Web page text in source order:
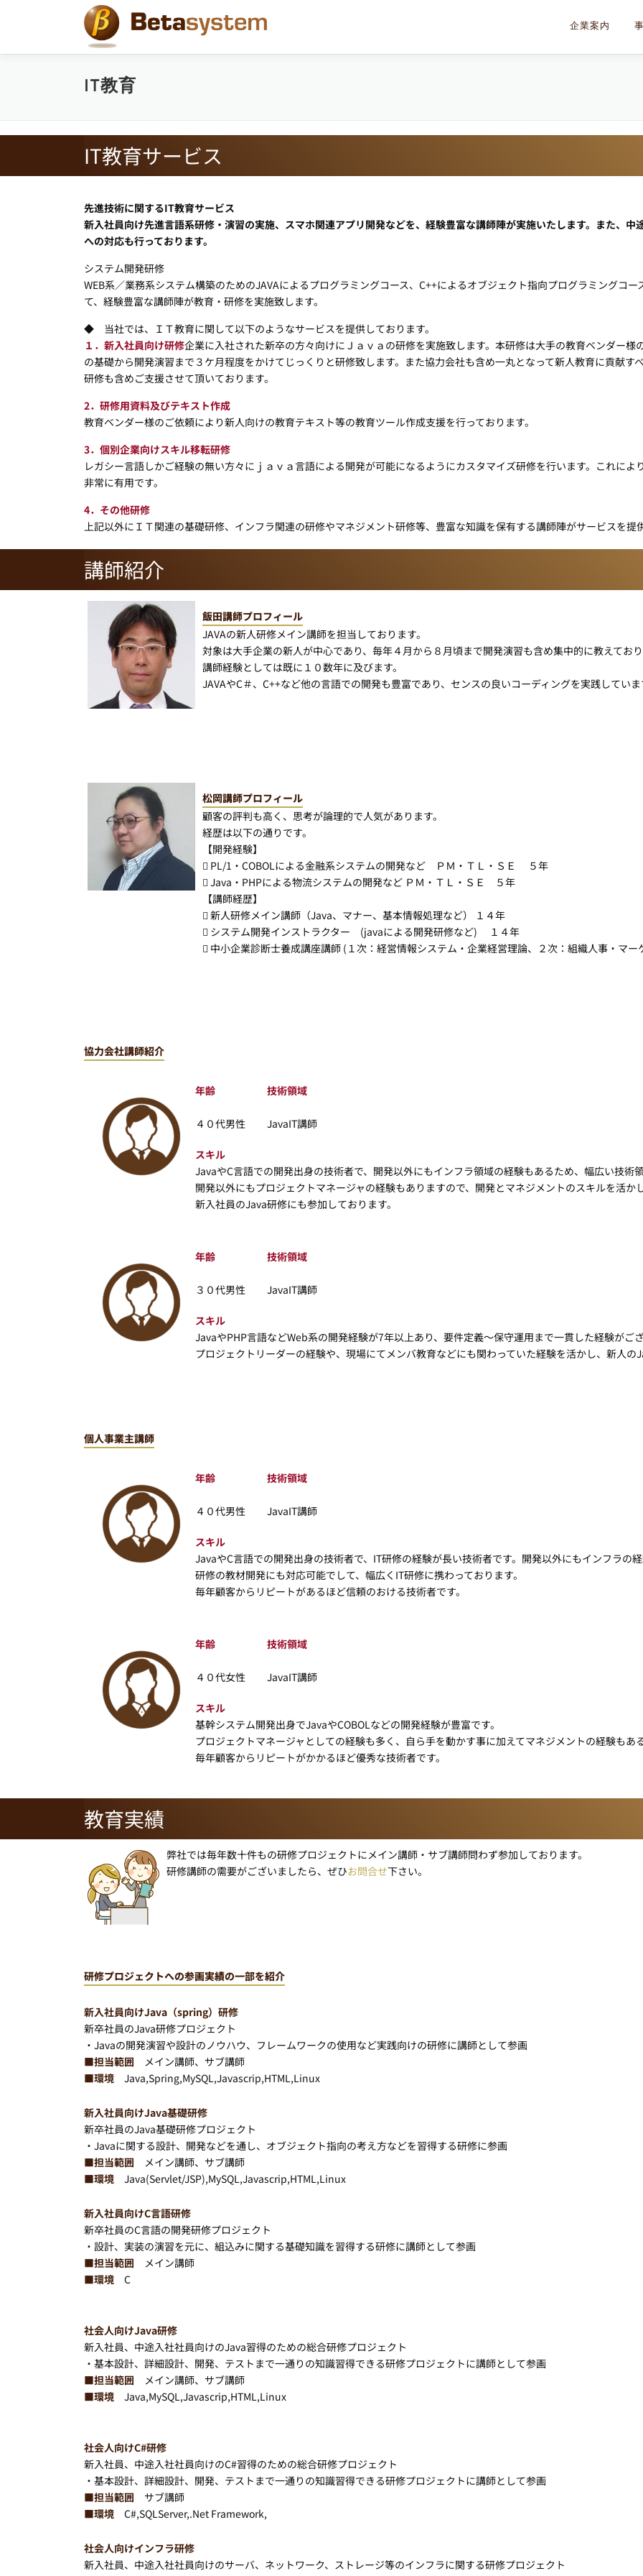
ン
企業案内
IT教育
IT教育サービス
先進技術に関するIT教育サービス
新入社員向け先進言語系研修・演習の実施、スマホ関連アプリ開発などを、経験豊富な講師陣が実施いたします。また、
への対応も行っております。
システム開発研修
WEB系／業務系システム構築のためのJAVAによるプログラミングコース、C++によるオブジェクト指向プログラミングコ
て、経験豊富な講師陣が教育・研修を実施致します。
◆ 当社では、ＩＴ教育に関して以下のようなサービスを提供しております。
１．新入社員向け研修企業に入社された新卒の方々向けにＪａｖａの研修を実施致します。本研修は大手の教育ベンダー様
の基礎から開発演習まで３ケ月程度をかけてじっくりと研修致します。また協力会社も含め一丸となって新人教育に貢献す
研修も含めご支援させて頂いております。
2．研修用資料及びテキスト作成
教育ベンダー様のご依頼により新人向けの教育テキスト等の教育ツール作成支援を行っております。
3．個別企業向けスキル移転研修
レガシー言語しかご経験の無い方々にｊａｖａ言語による開発が可能になるようにカスタマイズ研修を行います。これによ
非常に有用です。
4．その他研修
上記以外にＩＴ関連の基礎研修、インフラ関連の研修やマネジメント研修等、豊富な知識を保有する講師陣がサービスを提
講師紹介
飯田講師プロフィール
JAVAの新人研修メイン講師を担当しております。
対象は大手企業の新人が中心であり、毎年４月から８月頃まで開発演習も含め集中的に教えており
講師経験としては既に１０数年に及びます。
JAVAやC＃、C++など他の言語での開発も豊富であり、センスの良いコーディングを実践していま
松岡講師プロフィール
顧客の評判も高く、思考が論理的で人気があります。
経歴は以下の通りです。
【開発経験】
 PL/1・COBOLによる金融系システムの開発など ＰＭ・ＴＬ・ＳＥ ５年
 Java・PHPによる物流システムの開発など ＰＭ・ＴＬ・ＳＥ ５年
【講師経歴】
 新人研修メイン講師（Java、マナー、基本情報処理など） １４年
 システム開発インストラクター (javaによる開発研修など) １４年
 中小企業診断士養成講座講師 (１次：経営情報システム・企業経営理論、２次：組織人事・マー
協力会社講師紹介
年齢
４０代男性
技術領域
JavaIT講師
スキル
JavaやC言語での開発出身の技術者で、開発以外にもインフラ領域の経験もあるため、幅広い技術
開発以外にもプロジェクトマネージャの経験もありますので、開発とマネジメントのスキルを活かし
新入社員のJava研修にも参加しております。
年齢
３０代男性
技術領域
JavaIT講師
スキル
JavaやPHP言語などWeb系の開発経験が7年以上あり、要件定義～保守運用まで一貫した経験がご
プロジェクトリーダーの経験や、現場にてメンバ教育などにも関わっていた経験を活かし、新人の
個人事業主講師
年齢
４０代男性
技術領域
JavaIT講師
スキル
JavaやC言語での開発出身の技術者で、IT研修の経験が長い技術者です。開発以外にもインフラの
研修の教材開発にも対応可能でして、幅広くIT研修に携わっております。
毎年顧客からリピートがあるほど信頼のおける技術者です。
年齢
４０代女性
技術領域
JavaIT講師
スキル
基幹システム開発出身でJavaやCOBOLなどの開発経験が豊富です。
プロジェクトマネージャとしての経験も多く、自ら手を動かす事に加えてマネジメントの経験もあ
毎年顧客からリピートがかかるほど優秀な技術者です。
教育実績
弊社では毎年数十件もの研修プロジェクトにメイン講師・サブ講師問わず参加しております。
研修講師の需要がございましたら、ぜひお問合せ下さい。
研修プロジェクトへの参画実績の一部を紹介
新入社員向けJava（spring）研修
新卒社員のJava研修プロジェクト
・Javaの開発演習や設計のノウハウ、フレームワークの使用など実践向けの研修に講師として参画
■担当範囲 メイン講師、サブ講師
■環境 Java,Spring,MySQL,Javascrip,HTML,Linux
新入社員向けJava基礎研修
新卒社員のJava基礎研修プロジェクト
・Javaに関する設計、開発などを通し、オブジェクト指向の考え方などを習得する研修に参画
■担当範囲 メイン講師、サブ講師
■環境 Java(Servlet/JSP),MySQL,Javascrip,HTML,Linux
新入社員向けC言語研修
新卒社員のC言語の開発研修プロジェクト
・設計、実装の演習を元に、組込みに関する基礎知識を習得する研修に講師として参画
■担当範囲 メイン講師
■環境 C
社会人向けJava研修
新入社員、中途入社社員向けのJava習得のための総合研修プロジェクト
・基本設計、詳細設計、開発、テストまで一通りの知識習得できる研修プロジェクトに講師として参画
■担当範囲 メイン講師、サブ講師
■環境 Java,MySQL,Javascrip,HTML,Linux
社会人向けC#研修
新入社員、中途入社社員向けのC#習得のための総合研修プロジェクト
・基本設計、詳細設計、開発、テストまで一通りの知識習得できる研修プロジェクトに講師として参画
■担当範囲 サブ講師
■環境 C#,SQLServer,.Net Framework,
社会人向けインフラ研修
新入社員、中途入社社員向けのサーバ、ネットワーク、ストレージ等のインフラに関する研修プロジェクト